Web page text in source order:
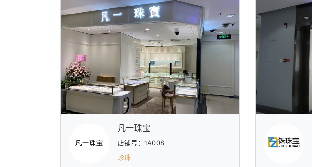
凡一珠宝
店铺号：1A008
珍珠